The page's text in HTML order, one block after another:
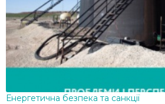
Енергетична безпека та санкції